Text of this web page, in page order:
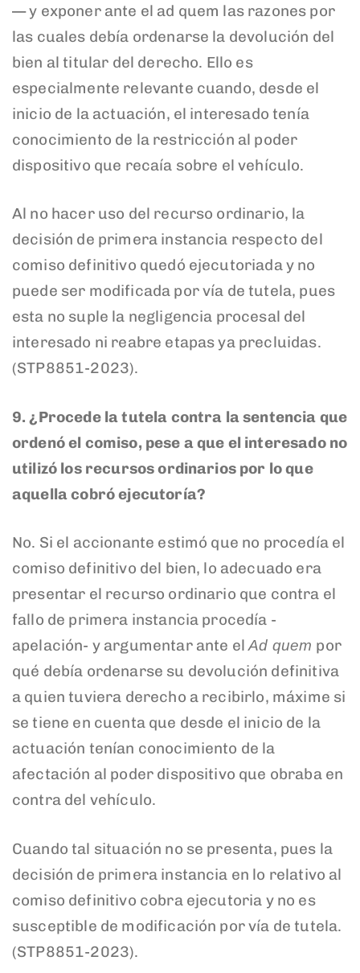
— y exponer ante el ad quem las razones por
las cuales debía ordenarse la devolución del
bien al titular del derecho. Ello es
especialmente relevante cuando, desde el
inicio de la actuación, el interesado tenía
conocimiento de la restricción al poder
dispositivo que recaía sobre el vehículo.
Al no hacer uso del recurso ordinario, la
decisión de primera instancia respecto del
comiso definitivo quedó ejecutoriada y no
puede ser modificada por vía de tutela, pues
esta no suple la negligencia procesal del
interesado ni reabre etapas ya precluidas.
(STP8851-2023).
9. ¿Procede la tutela contra la sentencia que
ordenó el comiso, pese a que el interesado no
utilizó los recursos ordinarios por lo que
aquella cobró ejecutoría?
No. Si el accionante estimó que no procedía el
comiso definitivo del bien, lo adecuado era
presentar el recurso ordinario que contra el
fallo de primera instancia procedía -
apelación- y argumentar ante elAd quem por
qué debía ordenarse su devolución definitiva
a quien tuviera derecho a recibirlo, máxime si
se tiene en cuenta que desde el inicio de la
actuación tenían conocimiento de la
afectación al poder dispositivo que obraba en
contra del vehículo.
Cuando tal situación no se presenta, pues la
decisión de primera instancia en lo relativo al
comiso definitivo cobra ejecutoria y no es
susceptible de modificación por vía de tutela.
(STP8851-2023).